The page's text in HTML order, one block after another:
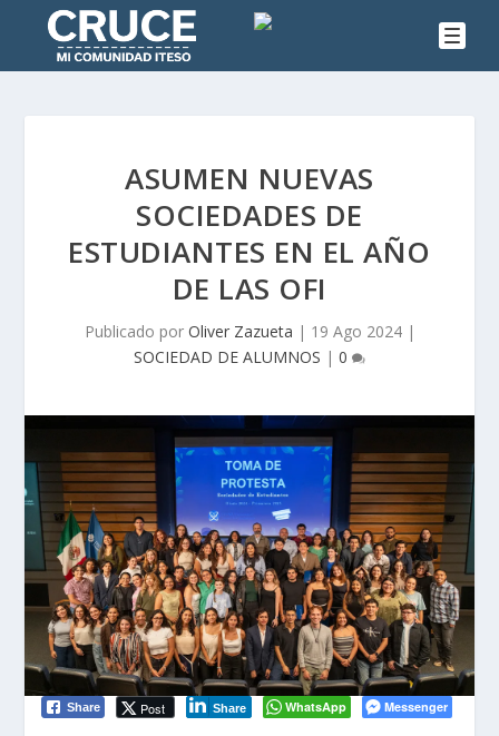
ASUMEN NUEVAS
SOCIEDADES DE
ESTUDIANTES EN EL AÑO
DE LAS OFI
Publicado por Oliver Zazueta | 19 Ago 2024|
SOCIEDAD DE ALUMNOS | 0
Share Post Share WhatsApp Messenger